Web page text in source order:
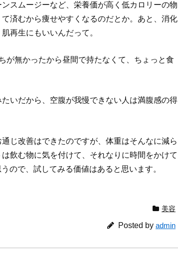
スムージーなど、栄養価が高く低カロリーの物
済むから痩せやすくなるのだとか。あと、消化
再生にもいいんだって。
が無かったから昼間で持たなくて、ちょっと食
いだから、空腹が我慢できない人は満腹感の得
じ改善はできたのですが、体重はそんなに減ら
飲む物に気を付けて、それなりに時間をかけて
ので、試してみる価値はあると思います。
美容
Posted by admin